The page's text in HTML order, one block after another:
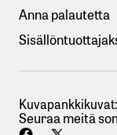
Anna palautetta
Kuvapankkikuvat:
Seuraa meitä